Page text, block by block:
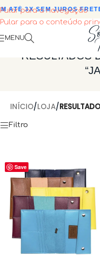
Pular para a navegação
Pular para o conteúdo
ATÉ 3X SEM JUROS•
MENU
RESULTADOS
INÍCIO/LOJA/
Filtro
Save